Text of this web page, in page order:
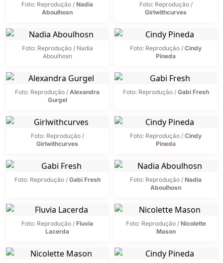
Foto: Reprodução / Nadia
Aboulhosn
Foto: Reprodução /
Girlwithcurves
Foto: Reprodução / Nadia
Aboulhosn
Foto: Reprodução / Cindy
Pineda
Foto: Reprodução / Alexandra
Gurgel
Foto: Reprodução / Gabi Fresh
Foto: Reprodução /
Girlwithcurves
Foto: Reprodução / Cindy
Pineda
Foto: Reprodução / Gabi Fresh Foto: Reprodução / Nadia
Aboulhosn
Foto: Reprodução / Fluvia
Lacerda
Foto: Reprodução / Nicolette
Mason